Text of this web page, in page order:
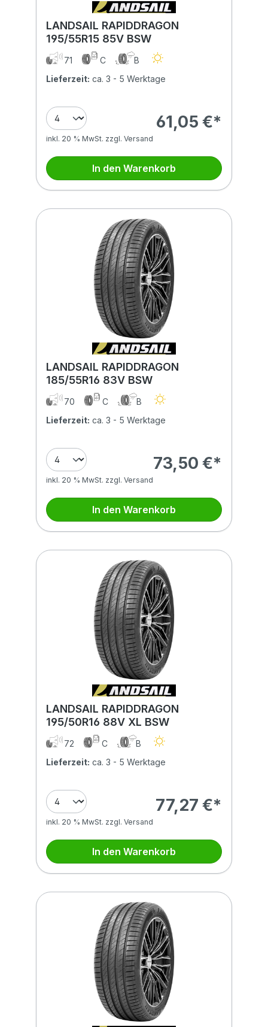
LANDSAIL RAPIDDRAGON
195/55R15 85V BSW
71 C
B
Lieferzeit: ca. 3 - 5 Werktage
61,05 €*
inkl. 20 % MwSt. zzgl. Versand
In den Warenkorb
LANDSAIL RAPIDDRAGON
185/55R16 83V BSW
70 C
B
Lieferzeit: ca. 3 - 5 Werktage
73,50 €*
inkl. 20 % MwSt. zzgl. Versand
In den Warenkorb
LANDSAIL RAPIDDRAGON
195/50R16 88V XL BSW
72 C
B
Lieferzeit: ca. 3 - 5 Werktage
77,27 €*
inkl. 20 % MwSt. zzgl. Versand
In den Warenkorb